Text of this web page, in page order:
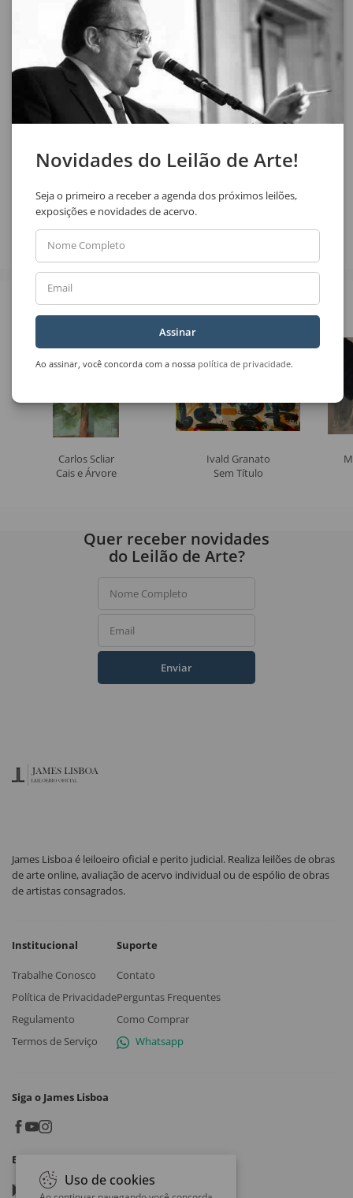
Bandeirinhas e Mastro - 48 x 66,5 cm - Exemplar P.A
Bandeirinhas - 65 x 50 cm - Exemplar H.C 2/10
Bandeirinhas e Mastro - 50 x 70 cm - Exemplar P.A 2/10
Fachada com Bandeirinha - 70 x 50 cm
Ogiva - 75 x 50 cm - Exemplar P.A
Vela e Mastros - 48 x 66 cm - Exemplar P.A
Menina com Laço - 76 x 54 cm - Exemplar P.A
Fachada com Bandeirinha - 80 x 60 cm - Exemplar 128/130
Fachada - 81 x 59 cm - Exemplar P.A
Compartilhar
Veja também
Carlos Scliar
Cais e Árvore
Ivald Granato
Sem Título
Novidades do Leilão de Arte!
Seja o primeiro a receber a agenda dos próximos leilões,
exposições e novidades de acervo.
Nome Completo
Email
Assinar
Ao assinar, você concorda com a nossa política de privacidade.
Quer receber novidades
do Leilão de Arte?
Nome Completo
Email
Enviar
James Lisboa é leiloeiro oficial e perito judicial. Realiza leilões de obras
de arte online, avaliação de acervo individual ou de espólio de obras
de artistas consagrados.
Institucional
Trabalhe Conosco
Política de Privacidade
Regulamento
Termos de Serviço
Suporte
Contato
Perguntas Frequentes
Como Comprar
Whatsapp
Siga o James Lisboa
Baixe o App
Google play
Uso de cookies